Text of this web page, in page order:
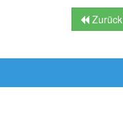
Zurück